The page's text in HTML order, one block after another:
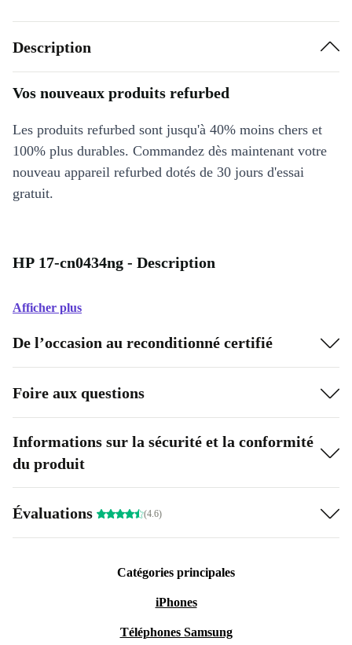
Description
Vos nouveaux produits refurbed
Les produits refurbed sont jusqu'à 40% moins chers et
100% plus durables. Commandez dès maintenant votre
nouveau appareil refurbed dotés de 30 jours d'essai
gratuit.
HP 17-cn0434ng - Description
Afficher plus
De l’occasion au reconditionné certifié
Foire aux questions
Informations sur la sécurité et la conformité
du produit
Évaluations (4.6)
Catégories principales
iPhones
Téléphones Samsung